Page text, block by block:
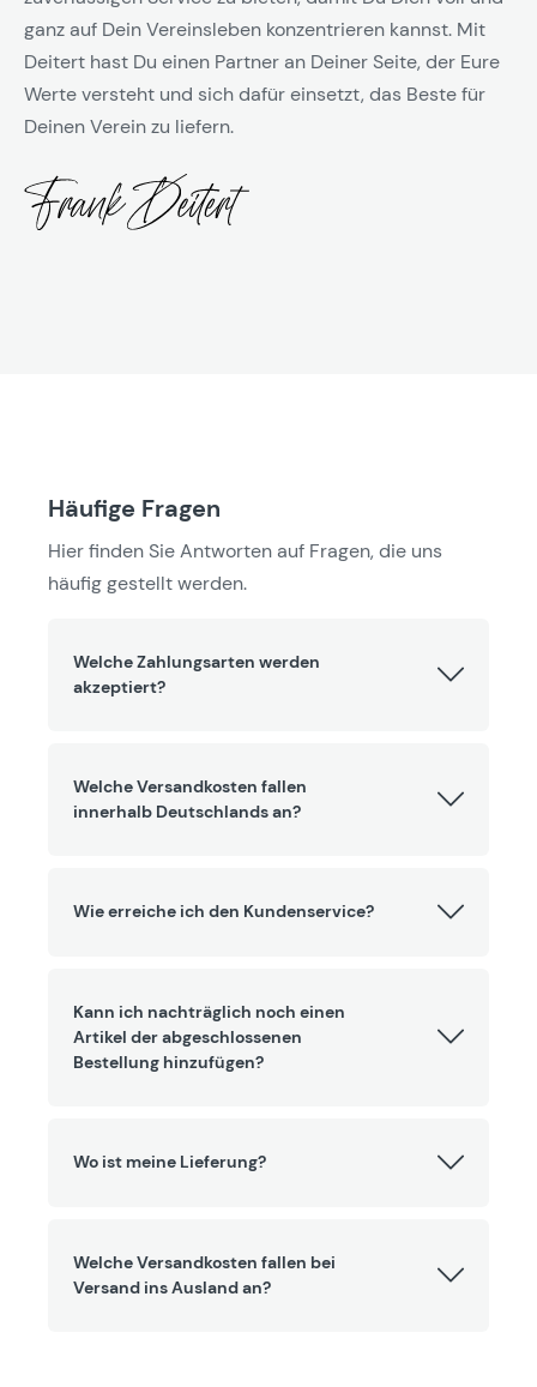
ganz auf Dein Vereinsleben konzentrieren kannst. Mit
Deitert hast Du einen Partner an Deiner Seite, der Eure
Werte versteht und sich dafür einsetzt, das Beste für
Deinen Verein zu liefern.
Häufige Fragen
Hier finden Sie Antworten auf Fragen, die uns
häufig gestellt werden.
Welche Zahlungsarten werden
akzeptiert?
Welche Versandkosten fallen
innerhalb Deutschlands an?
Wie erreiche ich den Kundenservice?
Kann ich nachträglich noch einen
Artikel der abgeschlossenen
Bestellung hinzufügen?
Wo ist meine Lieferung?
Welche Versandkosten fallen bei
Versand ins Ausland an?